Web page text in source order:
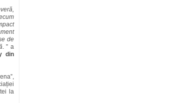
de
. ” a
din
la